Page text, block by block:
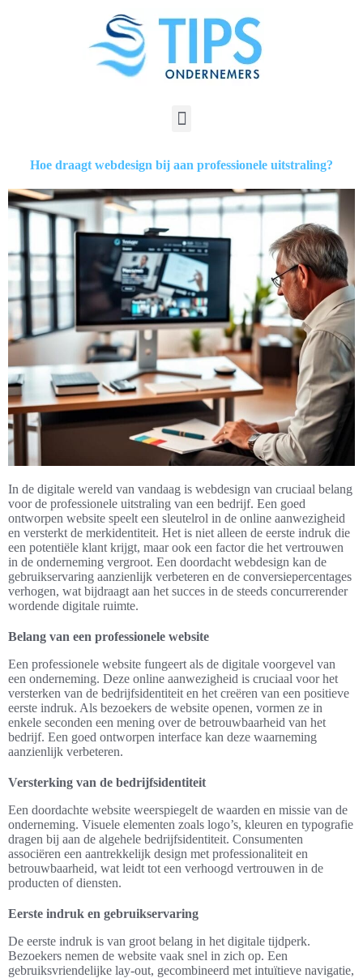
Hoe draagt webdesign bij aan professionele uitstraling?
In de digitale wereld van vandaag is webdesign van cruciaal belang
voor de professionele uitstraling van een bedrijf. Een goed
ontworpen website speelt een sleutelrol in de online aanwezigheid
en versterkt de merkidentiteit. Het is niet alleen de eerste indruk die
een potentiële klant krijgt, maar ook een factor die het vertrouwen
in de onderneming vergroot. Een doordacht webdesign kan de
gebruikservaring aanzienlijk verbeteren en de conversiepercentages
verhogen, wat bijdraagt aan het succes in de steeds concurrerender
wordende digitale ruimte.
Belang van een professionele website
Een professionele website fungeert als de digitale voorgevel van
een onderneming. Deze online aanwezigheid is cruciaal voor het
versterken van de bedrijfsidentiteit en het creëren van een positieve
eerste indruk. Als bezoekers de website openen, vormen ze in
enkele seconden een mening over de betrouwbaarheid van het
bedrijf. Een goed ontworpen interface kan deze waarneming
aanzienlijk verbeteren.
Versterking van de bedrijfsidentiteit
Een doordachte website weerspiegelt de waarden en missie van de
onderneming. Visuele elementen zoals logo’s, kleuren en typografie
dragen bij aan de algehele bedrijfsidentiteit. Consumenten
associëren een aantrekkelijk design met professionaliteit en
betrouwbaarheid, wat leidt tot een verhoogd vertrouwen in de
producten of diensten.
Eerste indruk en gebruikservaring
De eerste indruk is van groot belang in het digitale tijdperk.
Bezoekers nemen de website vaak snel in zich op. Een
gebruiksvriendelijke lay-out, gecombineerd met intuïtieve navigatie,